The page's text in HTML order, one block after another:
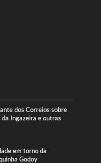
dos Correios sobre
da Ingazeira e outras
em torno da
Godoy